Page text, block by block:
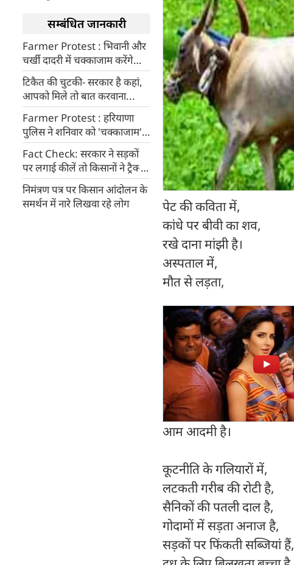
सम्बंधित जानकारी
Farmer Protest : भिवानी और
चर्खी दादरी में चक्‍काजाम करेंगे
किसान संगठन
टिकैत की चुटकी- सरकार है कहां,
आपको मिले तो बात करवाना...
Farmer Protest : हरियाणा
पुलिस ने शनिवार को 'चक्काजाम'
के पहले बढ़ाई सुरक्षा
Fact Check: सरकार ने सड़कों
पर लगाई कीलें तो किसानों ने ट्रैक्टर
में लगवाए बिना टायर-ट्यूब वाले
चक्के? जानिए VIRAL तस्वीरों का
सच
निमंत्रण पत्र पर किसान आंदोलन के
समर्थन में नारे लिखवा रहे लोग
पेट की कविता में,
कांधे पर बीवी का शव,
रखे दाना मांझी है।
अस्पताल में,
मौत से लड़ता,
आम आदमी है।
कूटनीति के गलियारों में,
लटकती गरीब की रोटी है,
सैनिकों की पतली दाल है,
गोदामों में सड़ता अनाज है,
सड़कों पर फिंकती सब्जियां हैं,